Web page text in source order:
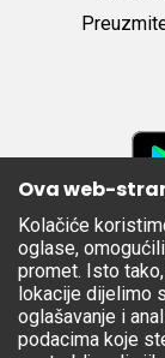
Apple
Store
Ova web-
Kolačiće
oglase,
promet. Isto
lokacije dijelimo
oglašavanje i
podacima koje